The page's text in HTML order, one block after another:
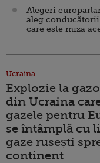
Alegeri
aleg
care este miza
Ucraina
Explozie la
din Ucraina
gazele pentru
se întâmplă cu
gaze rusești
continent